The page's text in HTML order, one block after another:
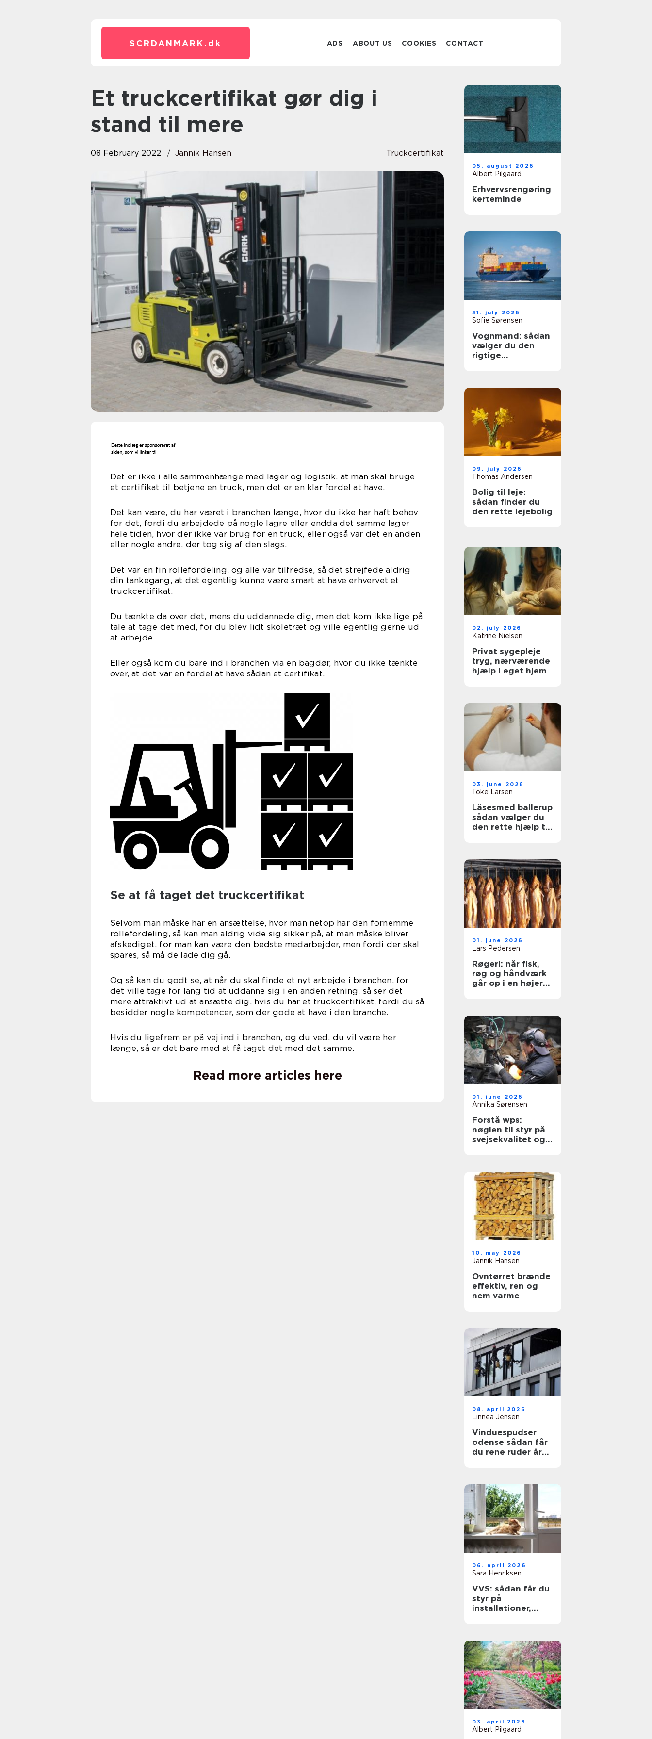
SCRDANMARK. dk ADS ABOUT US COOKIES CONTACT
Et truckcertifikat gør dig i
stand til mere
08 February 2022 Jannik Hansen Truckcertifikat
Det er ikke i alle sammenhænge med lager og logistik, at man skal bruge
et certifikat til betjene en truck, men det er en klar fordel at have.
Det kan være, du har været i branchen længe, hvor du ikke har haft behov
for det, fordi du arbejdede på nogle lagre eller endda det samme lager
hele tiden, hvor der ikke var brug for en truck, eller også var det en anden
eller nogle andre, der tog sig af den slags.
Det var en fin rollefordeling, og alle var tilfredse, så det strejfede aldrig
din tankegang, at det egentlig kunne være smart at have erhvervet et
truckcertifikat.
Du tænkte da over det, mens du uddannede dig, men det kom ikke lige på
tale at tage det med, for du blev lidt skoletræt og ville egentlig gerne ud
at arbejde.
Eller også kom du bare ind i branchen via en bagdør, hvor du ikke tænkte
over, at det var en fordel at have sådan et certifikat.
Se at få taget det truckcertifikat
Selvom man måske har en ansættelse, hvor man netop har den fornemme
rollefordeling, så kan man aldrig vide sig sikker på, at man måske bliver
afskediget, for man kan være den bedste medarbejder, men fordi der skal
spares, så må de lade dig gå.
Og så kan du godt se, at når du skal finde et nyt arbejde i branchen, for
det ville tage for lang tid at uddanne sig i en anden retning, så ser det
mere attraktivt ud at ansætte dig, hvis du har et truckcertifikat, fordi du så
besidder nogle kompetencer, som der gode at have i den branche.
Hvis du ligefrem er på vej ind i branchen, og du ved, du vil være her
længe, så er det bare med at få taget det med det samme.
Read more articles here
05. august 2026
Albert Pilgaard
Erhvervsrengøring
kerteminde
31. july 2026
Sofie Sørensen
Vognmand: sådan
vælger du den
rigtige
09. july 2026
Thomas Andersen
Bolig til leje:
sådan finder du
den rette lejebolig
02. july 2026
Katrine Nielsen
Privat sygepleje
tryg, nærværende
hjælp i eget hjem
03. june 2026
Toke Larsen
Låsesmed ballerup
sådan vælger du
den rette hjælp til
01. june 2026
Lars Pedersen
Røgeri: når fisk,
røg og håndværk
går op i en højere
01. june 2026
Annika Sørensen
Forstå wps:
nøglen til styr på
svejsekvalitet og
10. may 2026
Jannik Hansen
Ovntørret brænde
effektiv, ren og
nem varme
08. april 2026
Linnea Jensen
Vinduespudser
odense sådan får
du rene ruder året
06. april 2026
Sara Henriksen
VVS: sådan får du
styr på
installationer,
03. april 2026
Albert Pilgaard